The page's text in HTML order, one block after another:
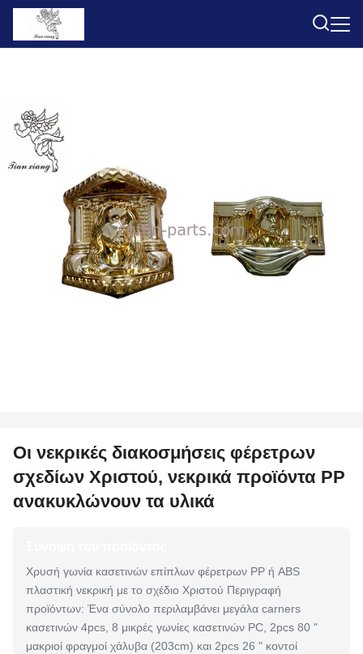
Οι νεκρικές διακοσμήσεις φέρετρων
σχεδίων Χριστού, νεκρικά προϊόντα PP
ανακυκλώνουν τα υλικά
Χρυσή γωνία κασετινών επίπλων φέρετρων PP ή ABS
πλαστική νεκρική με το σχέδιο Χριστού Περιγραφή
προϊόντων: Ένα σύνολο περιλαμβάνει μεγάλα carners
κασετινών 4pcs, 8 μικρές γωνίες κασετινών PC, 2pcs 80 "
μακριοί φραγμοί χάλυβα (203cm) και 2pcs 26 " κοντοί